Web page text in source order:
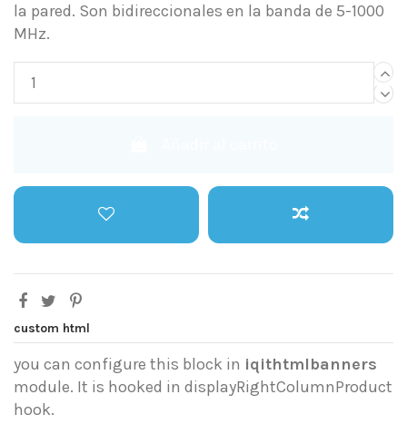
la pared. Son bidireccionales en la banda de 5-1000
MHz.
custom html
you can configure this block in iqithtmlbanners
module. It is hooked in displayRightColumnProduct
hook.